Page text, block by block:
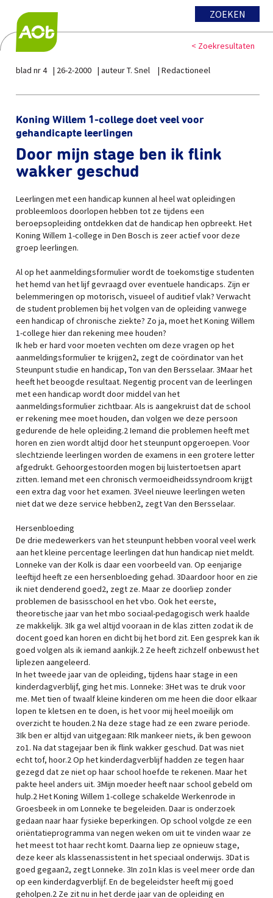
ZOEKEN
< Zoekresultaten
blad nr 4 26-2-2000 auteur T. Snel Redactioneel
Koning Willem 1-college doet veel voor
gehandicapte leerlingen
Door mijn stage ben ik flink
wakker geschud
Leerlingen met een handicap kunnen al heel wat opleidingen
probleemloos doorlopen hebben tot ze tijdens een
beroepsopleiding ontdekken dat de handicap hen opbreekt. Het
Koning Willem 1-college in Den Bosch is zeer actief voor deze
groep leerlingen.
Al op het aanmeldingsformulier wordt de toekomstige studenten
het hemd van het lijf gevraagd over eventuele handicaps. Zijn er
belemmeringen op motorisch, visueel of auditief vlak? Verwacht
de student problemen bij het volgen van de opleiding vanwege
een handicap of chronische ziekte? Zo ja, moet het Koning Willem
1-college hier dan rekening mee houden?
Ik heb er hard voor moeten vechten om deze vragen op het
aanmeldingsformulier te krijgen2, zegt de coördinator van het
Steunpunt studie en handicap, Ton van den Bersselaar. 3Maar het
heeft het beoogde resultaat. Negentig procent van de leerlingen
met een handicap wordt door middel van het
aanmeldingsformulier zichtbaar. Als is aangekruist dat de school
er rekening mee moet houden, dan volgen we deze persoon
gedurende de hele opleiding.2 Iemand die problemen heeft met
horen en zien wordt altijd door het steunpunt opgeroepen. Voor
slechtziende leerlingen worden de examens in een grotere letter
afgedrukt. Gehoorgestoorden mogen bij luistertoetsen apart
zitten. Iemand met een chronisch vermoeidheidssyndroom krijgt
een extra dag voor het examen. 3Veel nieuwe leerlingen weten
niet dat we deze service hebben2, zegt Van den Bersselaar.
Hersenbloeding
De drie medewerkers van het steunpunt hebben vooral veel werk
aan het kleine percentage leerlingen dat hun handicap niet meldt.
Lonneke van der Kolk is daar een voorbeeld van. Op eenjarige
leeftijd heeft ze een hersenbloeding gehad. 3Daardoor hoor en zie
ik niet denderend goed2, zegt ze. Maar ze doorliep zonder
problemen de basisschool en het vbo. Ook het eerste,
theoretische jaar van het mbo sociaal-pedagogisch werk haalde
ze makkelijk. 3Ik ga wel altijd vooraan in de klas zitten zodat ik de
docent goed kan horen en dicht bij het bord zit. Een gesprek kan ik
goed volgen als ik iemand aankijk.2 Ze heeft zichzelf onbewust het
liplezen aangeleerd.
In het tweede jaar van de opleiding, tijdens haar stage in een
kinderdagverblijf, ging het mis. Lonneke: 3Het was te druk voor
me. Met tien of twaalf kleine kinderen om me heen die door elkaar
lopen te kletsen en te doen, is het voor mij heel moeilijk om
overzicht te houden.2 Na deze stage had ze een zware periode.
3Ik ben er altijd van uitgegaan: RIk mankeer niets, ik ben gewoon
zo1. Na dat stagejaar ben ik flink wakker geschud. Dat was niet
echt tof, hoor.2 Op het kinderdagverblijf hadden ze tegen haar
gezegd dat ze niet op haar school hoefde te rekenen. Maar het
pakte heel anders uit. 3Mijn moeder heeft naar school gebeld om
hulp.2 Het Koning Willem 1-college schakelde Werkenrode in
Groesbeek in om Lonneke te begeleiden. Daar is onderzoek
gedaan naar haar fysieke beperkingen. Op school volgde ze een
oriëntatieprogramma van negen weken om uit te vinden waar ze
het meest tot haar recht komt. Daarna liep ze opnieuw stage,
deze keer als klassenassistent in het speciaal onderwijs. 3Dat is
goed gegaan2, zegt Lonneke. 3In zo1n klas is veel meer orde dan
op een kinderdagverblijf. En de begeleidster heeft mij goed
geholpen.2 Ze zit nu in het derde jaar van de opleiding en